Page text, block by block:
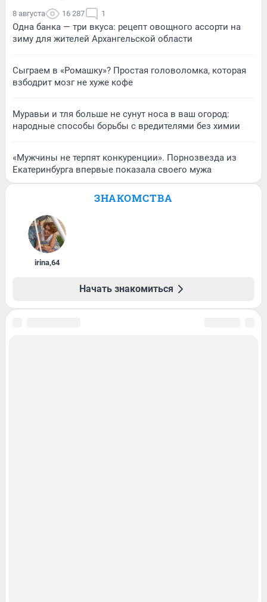
8 августа 16 287 1
Одна банка — три вкуса: рецепт овощного ассорти на
зиму для жителей Архангельской области
Сыграем в «Ромашку»? Простая головоломка, которая
взбодрит мозг не хуже кофе
Муравьи и тля больше не сунут носа в ваш огород:
народные способы борьбы с вредителями без химии
«Мужчины не терпят конкуренции». Порнозвезда из
Екатеринбурга впервые показала своего мужа
ЗНАКОМСТВА
irina,64
Начать знакомиться